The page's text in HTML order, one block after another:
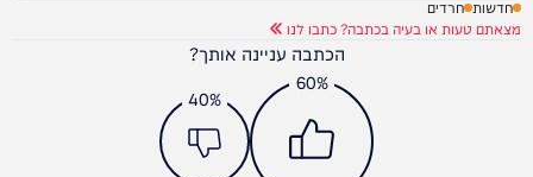
חדשות חרדים
מצאתם טעות או בעיה בכתבה? כתבו לנו
הכתבה עניינה אותך?
60%
40%